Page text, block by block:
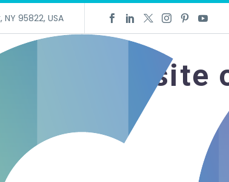
95822, USA
website